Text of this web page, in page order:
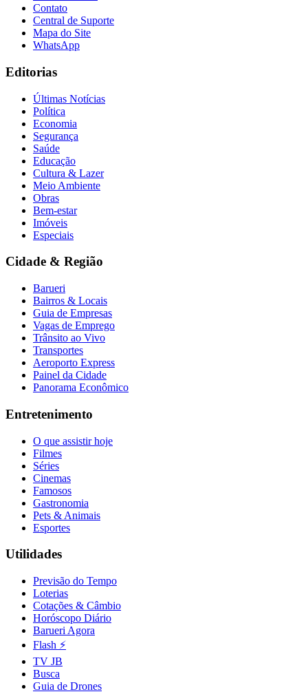
Contato
Central de Suporte
Mapa do Site
WhatsApp
Editorias
Últimas Notícias
Política
Economia
Segurança
Saúde
Educação
Cultura & Lazer
Meio Ambiente
Obras
Bem-estar
Imóveis
Especiais
Cidade & Região
Barueri
Bairros & Locais
Guia de Empresas
Vagas de Emprego
Trânsito ao Vivo
Transportes
Aeroporto Express
Painel da Cidade
Panorama Econômico
Entretenimento
O que assistir hoje
Filmes
Séries
Cinemas
Famosos
Gastronomia
Pets & Animais
Esportes
Utilidades
Previsão do Tempo
Loterias
Cotações & Câmbio
Horóscopo Diário
Barueri Agora
Flash ⚡
TV JB
Busca
Guia de Drones